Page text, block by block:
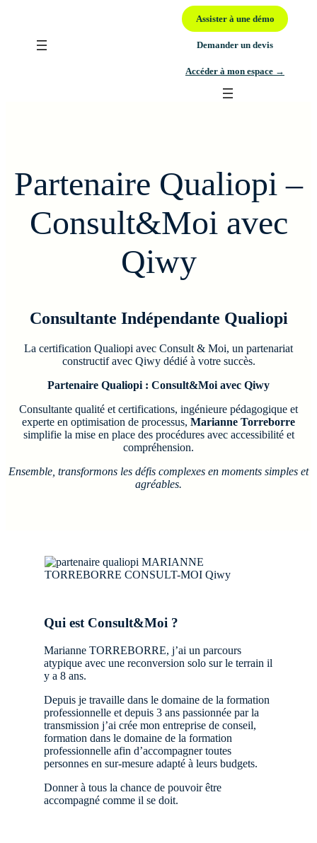
Assister à une démo
Demander un devis
Accéder à mon espace →
Partenaire Qualiopi –
Consult&Moi avec
Qiwy
Consultante Indépendante Qualiopi
La certification Qualiopi avec Consult & Moi, un partenariat
constructif avec Qiwy dédié à votre succès.
Partenaire Qualiopi : Consult&Moi avec Qiwy
Consultante qualité et certifications, ingénieure pédagogique et
experte en optimisation de processus, Marianne Torreborre
simplifie la mise en place des procédures avec accessibilité et
compréhension.
Ensemble, transformons les défis complexes en moments simples et
agréables.
Qui est Consult&Moi ?
Marianne TORREBORRE, j’ai un parcours
atypique avec une reconversion solo sur le terrain il
y a 8 ans.
Depuis je travaille dans le domaine de la formation
professionnelle et depuis 3 ans passionnée par la
transmission j’ai crée mon entreprise de conseil,
formation dans le domaine de la formation
professionnelle afin d’accompagner toutes
personnes en sur-mesure adapté à leurs budgets.
Donner à tous la chance de pouvoir être
accompagné comme il se doit.